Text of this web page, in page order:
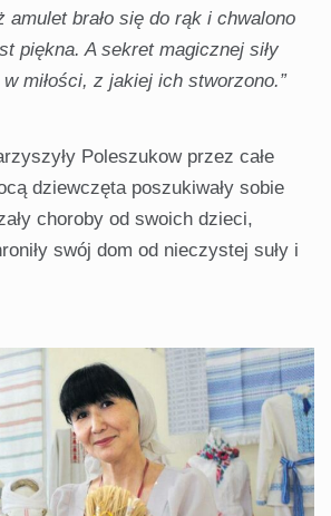
amulet brało się do rąk i chwalono
piękna. A sekret magicznej siły
miłości, z jakiej ich stworzono.”
Poleszukow przez całe
dziewczęta poszukiwały sobie
choroby od swoich dzieci,
swój dom od nieczystej suły i